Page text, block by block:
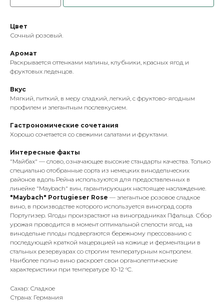
Цвет
Сочный розовый.
Аромат
Раскрывается оттенками малины, клубники, красных ягод и
фруктовых леденцов.
Вкус
Мягкий, питкий, в меру сладкий, легкий, с фруктово-ягодным
профилем и элегантным послевкусием.
Гастрономические сочетания
Хорошо сочетается со свежими салатами и фруктами.
Интересные факты
"Майбах" — слово, означающее высокие стандарты качества. Только
специально отобранные сорта из немецких винодельческих
районов вдоль Рейна используются для предоставленных в
линейке "Maybach" вин, гарантирующих настоящее наслаждение.
"Maybach" Portugieser Rose — элегантное розовое сладкое
вино, в производстве которого используется виноград сорта
Португизер. Ягоды произрастают на виноградниках Пфальца. Сбор
урожая проводится в момент оптимальной спелости ягод, на
винодельне плоды подвергаются бережному прессованию с
последующей краткой мацерацией на кожице и ферментации в
стальных резервуарах со строгим температурным контролем.
Наиболее полно вино раскроет свои органолептические
характеристики при температуре 10-12 °C.
Сахар: Сладкое
Страна: Германия